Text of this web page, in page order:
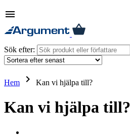
menu
Sök efter:
Hem keyboard_arrow_right Kan vi hjälpa till?
Kan vi hjälpa till?